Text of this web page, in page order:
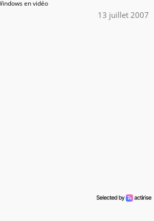
13 juillet 2007